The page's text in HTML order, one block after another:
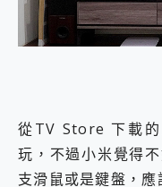
從TV Store 下載
玩，不過小米覺得
支滑鼠或是鍵盤，應